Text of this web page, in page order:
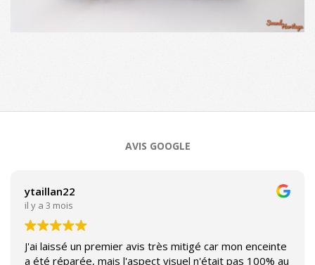
AVIS GOOGLE
ytaillan22
il y a 3 mois
J'ai laissé un premier avis très mitigé car mon enceinte
a été réparée, mais l'aspect visuel n'était pas 100% au